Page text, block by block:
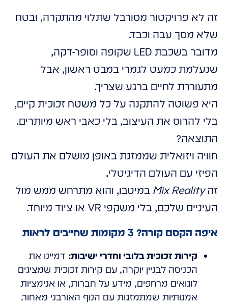
זה לא פרויקטור מסורבל שתלוי מהתקרה, ובטח
שלא מסך עבה וכבד.
מדובר בשכבת LED שקופה וסופר-דקה,
שנעלמת כמעט לגמרי במבט ראשון, אבל
מתעוררת לחיים ברגע שצריך.
היא פשוטה להתקנה על כל משטח זכוכית קיים,
בלי להרוס את העיצוב, בלי כאבי ראש מיותרים.
התוצאה?
חוויה ויזואלית שממזגת באופן מושלם את העולם
הפיזי עם העולם הדיגיטלי.
זהMix Reality במיטבו, והוא מתרחש ממש מול
העיניים שלכם, בלי משקפי VR או ציוד מיוחד.
איפה הקסם קורה? 3 מקומות שחייבים לראות
קירות זכוכית בלובי וחדרי ישיבות: דמיינו את
הכניסה לבניין יוקרה, עם קירות זכוכית שמציגים
לוגואים מרחפים, מידע על חברות, או אנימציות
אמנותיות שמתמזגות עם הנוף האורבני מאחור.